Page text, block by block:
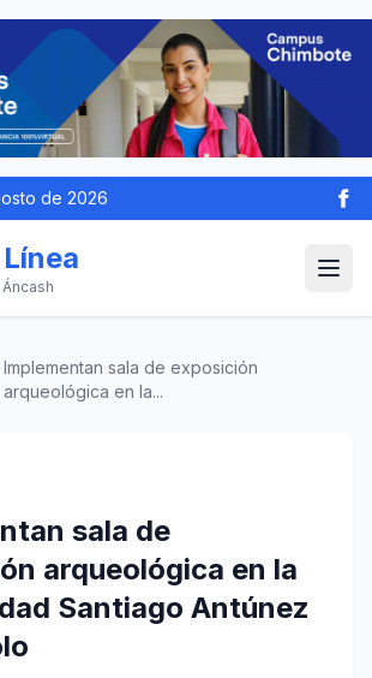
de 2026
Implementan sala de exposición
arqueológica en la...
sala de
arqueológica en la
Santiago Antúnez